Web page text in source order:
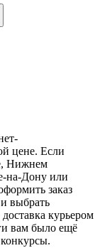
цене. Если
Нижнем
на-Дону или
заказ
выбрать
курьером
вам было ещё